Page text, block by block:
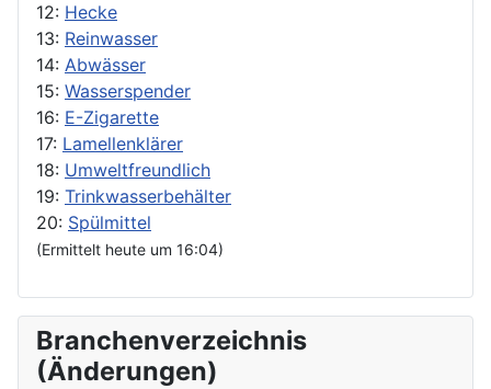
12: Hecke
13: Reinwasser
14: Abwässer
15: Wasserspender
16: E-Zigarette
17: Lamellenklärer
18: Umweltfreundlich
19: Trinkwasserbehälter
20: Spülmittel
(Ermittelt heute um 16:04)
Branchenverzeichnis
(Änderungen)